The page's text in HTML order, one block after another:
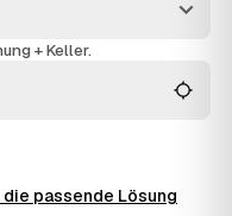
Entsorgung und
Profis – einfühlsam
den Auftrag aus der
+ Keller.
passende Lösung